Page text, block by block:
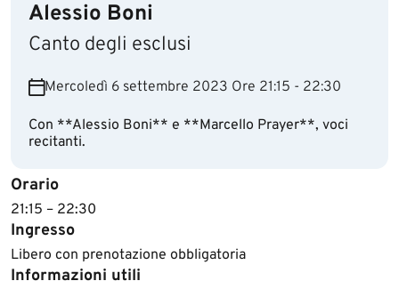
Alessio Boni
Canto degli esclusi
Mercoledì 6 settembre 2023 Ore 21:15 - 22:30
Con **Alessio Boni** e **Marcello Prayer**, voci
recitanti.
Orario
​21:15 – 22:30
Ingresso
Libero con prenotazione obbligatoria
Informazioni utili